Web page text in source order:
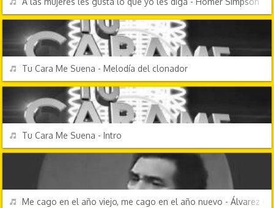
REPRODUCIR
Tu Cara Me Suena - Melodía del clonador
REPRODUCIR
Tu Cara Me Suena - Intro
REPRODUCIR
Me cago en el año viejo, me cago en el año nuevo - Álvarez